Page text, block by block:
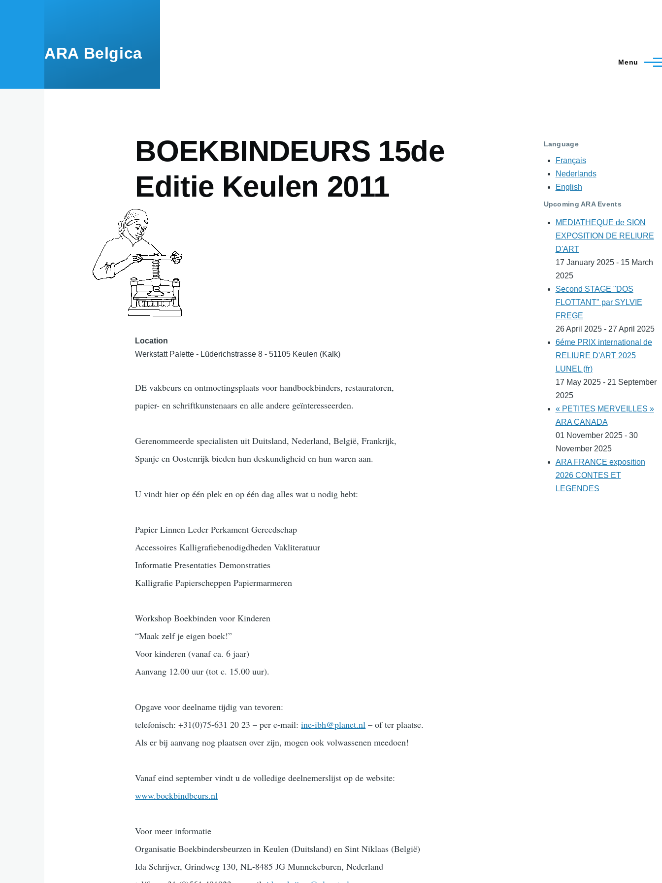
ARA Belgica Menu
BOEKBINDEURS 15de
Editie Keulen 2011
Location
Werkstatt Palette - Lüderichstrasse 8 - 51105 Keulen (Kalk)
DE vakbeurs en ontmoetingsplaats voor handboekbinders, restauratoren,
papier- en schriftkunstenaars en alle andere geïnteresseerden.
Gerenommeerde specialisten uit Duitsland, Nederland, België, Frankrijk,
Spanje en Oostenrijk bieden hun deskundigheid en hun waren aan.
U vindt hier op één plek en op één dag alles wat u nodig hebt:
Papier Linnen Leder Perkament Gereedschap
Accessoires Kalligrafiebenodigdheden Vakliteratuur
Informatie Presentaties Demonstraties
Kalligrafie Papierscheppen Papiermarmeren
Workshop Boekbinden voor Kinderen
“Maak zelf je eigen boek!”
Voor kinderen (vanaf ca. 6 jaar)
Aanvang 12.00 uur (tot c. 15.00 uur).
Opgave voor deelname tijdig van tevoren:
telefonisch: +31(0)75-631 20 23 – per e-mail:ine-ibh@planet.nl – of ter plaatse.
Als er bij aanvang nog plaatsen over zijn, mogen ook volwassenen meedoen!
Vanaf eind september vindt u de volledige deelnemerslijst op de website:
www.boekbindbeurs.nl
Voor meer informatie
Organisatie Boekbindersbeurzen in Keulen (Duitsland) en Sint Niklaas (België)
Ida Schrijver, Grindweg 130, NL-8485 JG Munnekeburen, Nederland
Language
Français
Nederlands
English
Upcoming ARA Events
MEDIATHEQUE de SION
EXPOSITION DE RELIURE
D'ART
17 January 2025 - 15 March
2025
Second STAGE "DOS
FLOTTANT" par SYLVIE
FREGE
26 April 2025 - 27 April 2025
6éme PRIX international de
RELIURE D'ART 2025
LUNEL (fr)
17 May 2025 - 21 September
2025
« PETITES MERVEILLES »
ARA CANADA
01 November 2025 - 30
November 2025
ARA FRANCE exposition
2026 CONTES ET
LEGENDES